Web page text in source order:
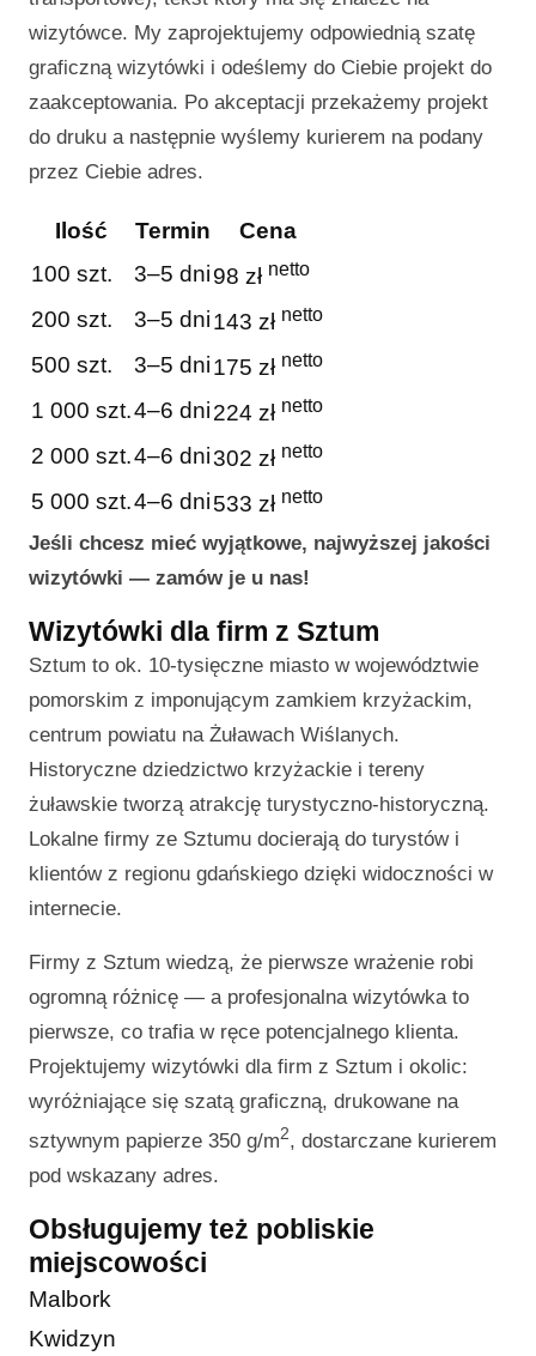
wizytówce. My zaprojektujemy odpowiednią szatę
graficzną wizytówki i odeślemy do Ciebie projekt do
zaakceptowania. Po akceptacji przekażemy projekt
do druku a następnie wyślemy kurierem na podany
przez Ciebie adres.
Ilość Termin
Cena
100 szt.
3–5 dni98 zł netto
200 szt. 3–5 dni143 zł netto
500 szt. 3–5 dni175 zł netto
1 000 szt.4–6 dni224 zł netto
2 000 szt.4–6 dni302 zł netto
5 000 szt.4–6 dni533 zł netto
Jeśli chcesz mieć wyjątkowe, najwyższej jakości
wizytówki — zamów je u nas!
Wizytówki dla firm z Sztum
Sztum to ok. 10-tysięczne miasto w województwie
pomorskim z imponującym zamkiem krzyżackim,
centrum powiatu na Żuławach Wiślanych.
Historyczne dziedzictwo krzyżackie i tereny
żuławskie tworzą atrakcję turystyczno-historyczną.
Lokalne firmy ze Sztumu docierają do turystów i
klientów z regionu gdańskiego dzięki widoczności w
internecie.
Firmy z Sztum wiedzą, że pierwsze wrażenie robi
ogromną różnicę — a profesjonalna wizytówka to
pierwsze, co trafia w ręce potencjalnego klienta.
Projektujemy wizytówki dla firm z Sztum i okolic:
wyróżniające się szatą graficzną, drukowane na
sztywnym papierze 350 g/m2, dostarczane kurierem
pod wskazany adres.
Obsługujemy też pobliskie
miejscowości
Malbork
Kwidzyn